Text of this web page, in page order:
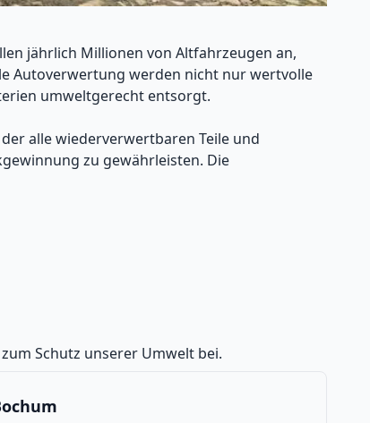
jährlich Millionen von Altfahrzeugen an,
Autoverwertung werden nicht nur wertvolle
umweltgerecht entsorgt.
alle wiederverwertbaren Teile und
zu gewährleisten. Die
Schutz unserer Umwelt bei.